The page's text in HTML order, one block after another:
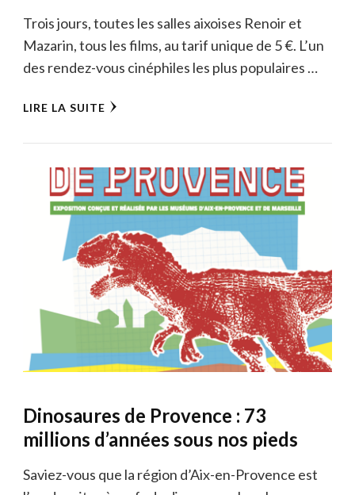
Trois jours, toutes les salles aixoises Renoir et
Mazarin, tous les films, au tarif unique de 5 €. L’un
des rendez-vous cinéphiles les plus populaires …
LIRE LA SUITE
Dinosaures de Provence : 73
millions d’années sous nos pieds
Saviez-vous que la région d’Aix-en-Provence est